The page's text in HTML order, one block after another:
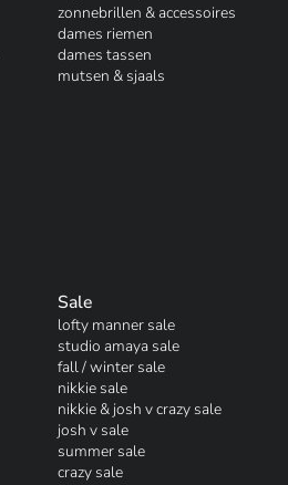
zonnebrillen & accessoires
dames riemen
dames tassen
mutsen & sjaals
Sale
lofty manner sale
studio amaya sale
fall / winter sale
nikkie sale
nikkie & josh v crazy sale
josh v sale
summer sale
crazy sale